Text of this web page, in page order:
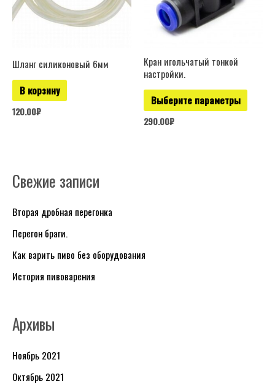
Свежие записи
Вторая дробная перегонка
Перегон браги.
Как варить пиво без оборудования
История пивоварения
Архивы
Ноябрь 2021
Октябрь 2021
Р
б
р
и
к
Шланг силиконовый 6мм
В корзину
120.00₽
Кран игольчатый тонкой
настройки.
Выберите параметры
товара.
290.00₽